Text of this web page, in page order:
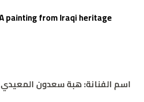
painting from Iraqi heritage
اسم الفنانة: هبة سعدون المعيدي